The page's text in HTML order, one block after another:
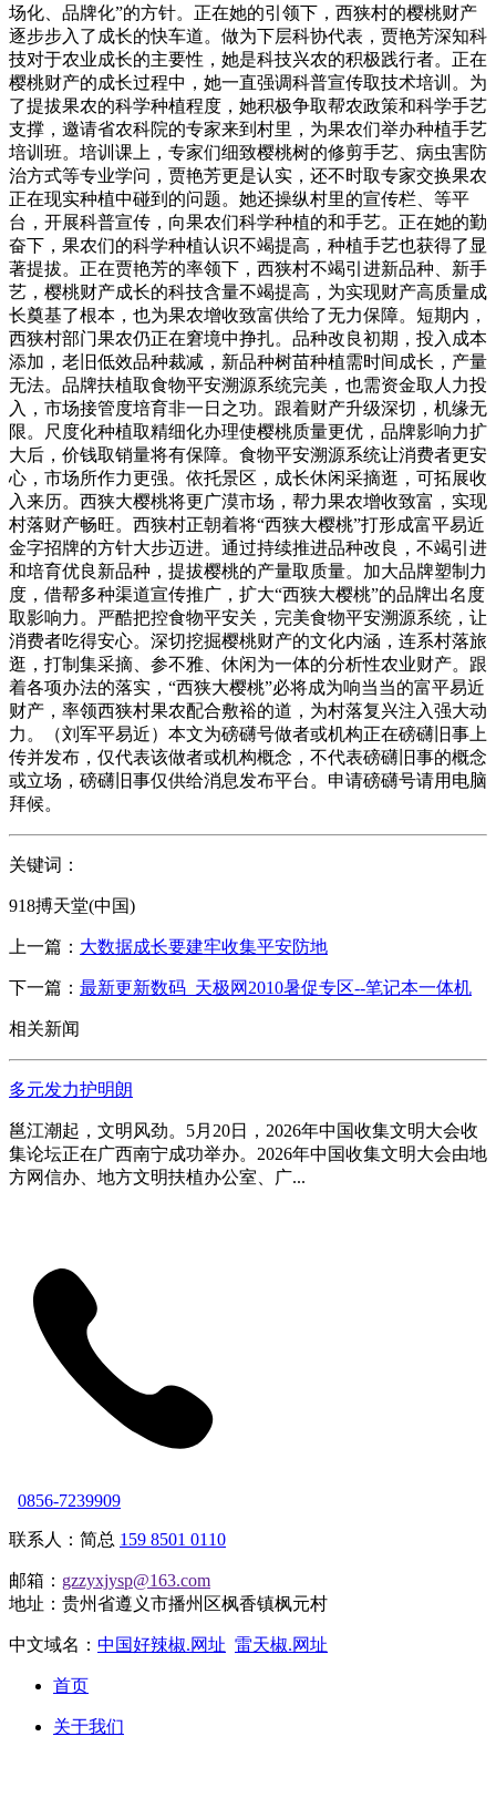
场化、品牌化”的方针。正在她的引领下，西狭村的樱桃财产
逐步步入了成长的快车道。做为下层科协代表，贾艳芳深知科
技对于农业成长的主要性，她是科技兴农的积极践行者。正在
樱桃财产的成长过程中，她一直强调科普宣传取技术培训。为
了提拔果农的科学种植程度，她积极争取帮农政策和科学手艺
支撑，邀请省农科院的专家来到村里，为果农们举办种植手艺
培训班。培训课上，专家们细致樱桃树的修剪手艺、病虫害防
治方式等专业学问，贾艳芳更是认实，还不时取专家交换果农
正在现实种植中碰到的问题。她还操纵村里的宣传栏、等平
台，开展科普宣传，向果农们科学种植的和手艺。正在她的勤
奋下，果农们的科学种植认识不竭提高，种植手艺也获得了显
著提拔。正在贾艳芳的率领下，西狭村不竭引进新品种、新手
艺，樱桃财产成长的科技含量不竭提高，为实现财产高质量成
长奠基了根本，也为果农增收致富供给了无力保障。短期内，
西狭村部门果农仍正在窘境中挣扎。品种改良初期，投入成本
添加，老旧低效品种裁减，新品种树苗种植需时间成长，产量
无法。品牌扶植取食物平安溯源系统完美，也需资金取人力投
入，市场接管度培育非一日之功。跟着财产升级深切，机缘无
限。尺度化种植取精细化办理使樱桃质量更优，品牌影响力扩
大后，价钱取销量将有保障。食物平安溯源系统让消费者更安
心，市场所作力更强。依托景区，成长休闲采摘逛，可拓展收
入来历。西狭大樱桃将更广漠市场，帮力果农增收致富，实现
村落财产畅旺。西狭村正朝着将“西狭大樱桃”打形成富平易近
金字招牌的方针大步迈进。通过持续推进品种改良，不竭引进
和培育优良新品种，提拔樱桃的产量取质量。加大品牌塑制力
度，借帮多种渠道宣传推广，扩大“西狭大樱桃”的品牌出名度
取影响力。严酷把控食物平安关，完美食物平安溯源系统，让
消费者吃得安心。深切挖掘樱桃财产的文化内涵，连系村落旅
逛，打制集采摘、参不雅、休闲为一体的分析性农业财产。跟
着各项办法的落实，“西狭大樱桃”必将成为响当当的富平易近
财产，率领西狭村果农配合敷裕的道，为村落复兴注入强大动
力。（刘军平易近）本文为磅礴号做者或机构正在磅礴旧事上
传并发布，仅代表该做者或机构概念，不代表磅礴旧事的概念
或立场，磅礴旧事仅供给消息发布平台。申请磅礴号请用电脑
拜候。
关键词：
918搏天堂(中国)
上一篇： 大数据成长要建牢收集平安防地
下一篇： 最新更新数码_天极网2010暑促专区--笔记本一体机
相关新闻
多元发力护明朗
邕江潮起，文明风劲。5月20日，2026年中国收集文明大会收
集论坛正在广西南宁成功举办。2026年中国收集文明大会由地
方网信办、地方文明扶植办公室、广...
0856-7239909
联系人：简总 159 8501 0110
邮箱： gzzyxjysp@163.com
地址：贵州省遵义市播州区枫香镇枫元村
中文域名： 中国好辣椒.网址 雷天椒.网址
首页
关于我们